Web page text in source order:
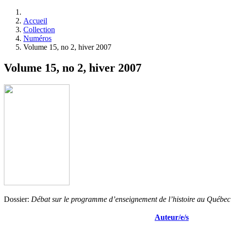
Accueil
Collection
Numéros
Volume 15, no 2, hiver 2007
Volume 15, no 2, hiver 2007
Dossier: Débat sur le programme d’enseignement de l’histoire au Québec
Auteur/e/s